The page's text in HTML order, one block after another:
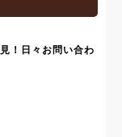
！日々お問い合わ